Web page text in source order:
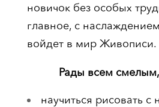
новичок без особых
главное, с
войдет в мир Живописи.
Рады всем смелым,
научиться рисовать с